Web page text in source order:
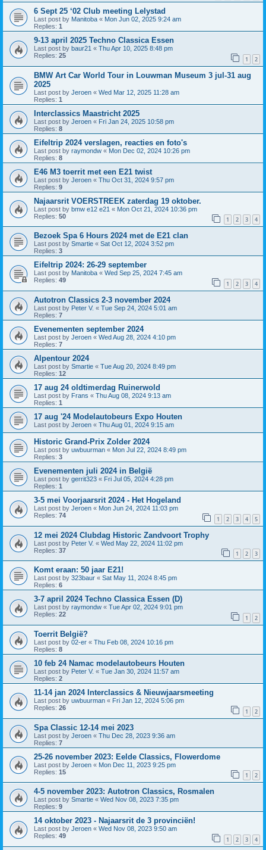
6 Sept 25 ‘02 Club meeting Lelystad
Last post by Manitoba « Mon Jun 02, 2025 9:24 am
Replies: 1
9-13 april 2025 Techno Classica Essen
Last post by baur21 « Thu Apr 10, 2025 8:48 pm
Replies: 25 1 2
BMW Art Car World Tour in Louwman Museum 3 jul-31 aug
2025
Last post by Jeroen « Wed Mar 12, 2025 11:28 am
Replies: 1
Interclassics Maastricht 2025
Last post by Jeroen « Fri Jan 24, 2025 10:58 pm
Replies: 8
Eifeltrip 2024 verslagen, reacties en foto's
Last post by raymondw « Mon Dec 02, 2024 10:26 pm
Replies: 8
E46 M3 toerrit met een E21 twist
Last post by Jeroen « Thu Oct 31, 2024 9:57 pm
Replies: 9
Najaarsrit VOERSTREEK zaterdag 19 oktober.
Last post by bmw e12 e21 « Mon Oct 21, 2024 10:36 pm
Replies: 50 1 2 3 4
Bezoek Spa 6 Hours 2024 met de E21 clan
Last post by Smartie « Sat Oct 12, 2024 3:52 pm
Replies: 3
Eifeltrip 2024: 26-29 september
Last post by Manitoba « Wed Sep 25, 2024 7:45 am
Replies: 49 1 2 3 4
Autotron Classics 2-3 november 2024
Last post by Peter V. « Tue Sep 24, 2024 5:01 am
Replies: 7
Evenementen september 2024
Last post by Jeroen « Wed Aug 28, 2024 4:10 pm
Replies: 7
Alpentour 2024
Last post by Smartie « Tue Aug 20, 2024 8:49 pm
Replies: 12
17 aug 24 oldtimerdag Ruinerwold
Last post by Frans « Thu Aug 08, 2024 9:13 am
Replies: 1
17 aug '24 Modelautobeurs Expo Houten
Last post by Jeroen « Thu Aug 01, 2024 9:15 am
Historic Grand-Prix Zolder 2024
Last post by uwbuurman « Mon Jul 22, 2024 8:49 pm
Replies: 3
Evenementen juli 2024 in België
Last post by gerrit323 « Fri Jul 05, 2024 4:28 pm
Replies: 1
3-5 mei Voorjaarsrit 2024 - Het Hogeland
Last post by Jeroen « Mon Jun 24, 2024 11:03 pm
Replies: 74 1 2 3 4 5
12 mei 2024 Clubdag Historic Zandvoort Trophy
Last post by Peter V. « Wed May 22, 2024 11:02 pm
Replies: 37 1 2 3
Komt eraan: 50 jaar E21!
Last post by 323baur « Sat May 11, 2024 8:45 pm
Replies: 6
3-7 april 2024 Techno Classica Essen (D)
Last post by raymondw « Tue Apr 02, 2024 9:01 pm
Replies: 22 1 2
Toerrit België?
Last post by 02-er « Thu Feb 08, 2024 10:16 pm
Replies: 8
10 feb 24 Namac modelautobeurs Houten
Last post by Peter V. « Tue Jan 30, 2024 11:57 am
Replies: 2
11-14 jan 2024 Interclassics & Nieuwjaarsmeeting
Last post by uwbuurman « Fri Jan 12, 2024 5:06 pm
Replies: 26 1 2
Spa Classic 12-14 mei 2023
Last post by Jeroen « Thu Dec 28, 2023 9:36 am
Replies: 7
25-26 november 2023: Eelde Classics, Flowerdome
Last post by Jeroen « Mon Dec 11, 2023 9:25 pm
Replies: 15 1 2
4-5 november 2023: Autotron Classics, Rosmalen
Last post by Smartie « Wed Nov 08, 2023 7:35 pm
Replies: 9
14 oktober 2023 - Najaarsrit de 3 provinciën!
Last post by Jeroen « Wed Nov 08, 2023 9:50 am
Replies: 49 1 2 3 4